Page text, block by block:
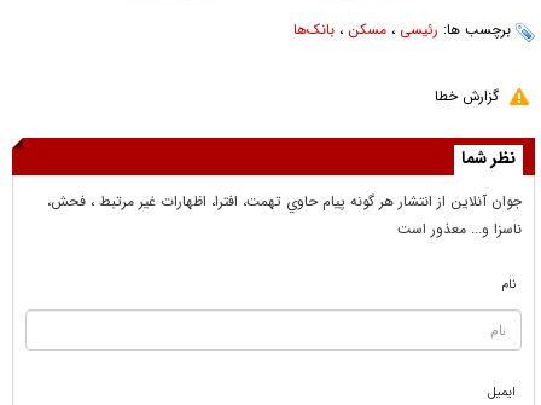
برچسب ها: رئیسی ، مسکن ، بانک‌ها
گزارش خطا
نظر شما
جوان آنلاين از انتشار هر گونه پيام حاوي تهمت، افترا، اظهارات غير مرتبط ، فحش،
ناسزا و... معذور است
نام
ایمیل